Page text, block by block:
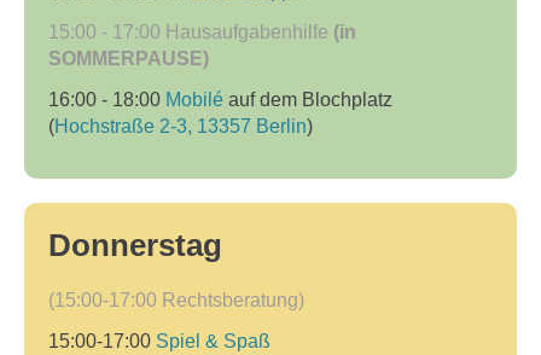
15:00 - 17:00 Hausaufgabenhilfe (in
SOMMERPAUSE)
16:00 - 18:00 Mobilé auf dem Blochplatz
(Hochstraße 2-3, 13357 Berlin)
Donnerstag
(15:00-17:00 Rechtsberatung)
15:00-17:00 Spiel & Spaß